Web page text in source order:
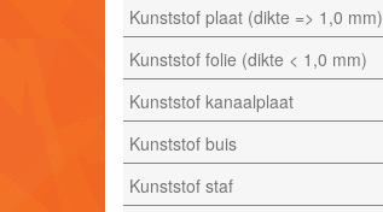
Kunststof plaat (dikte => 1,0 mm)
Kunststof folie (dikte < 1,0 mm)
Kunststof kanaalplaat
Kunststof buis
Kunststof staf